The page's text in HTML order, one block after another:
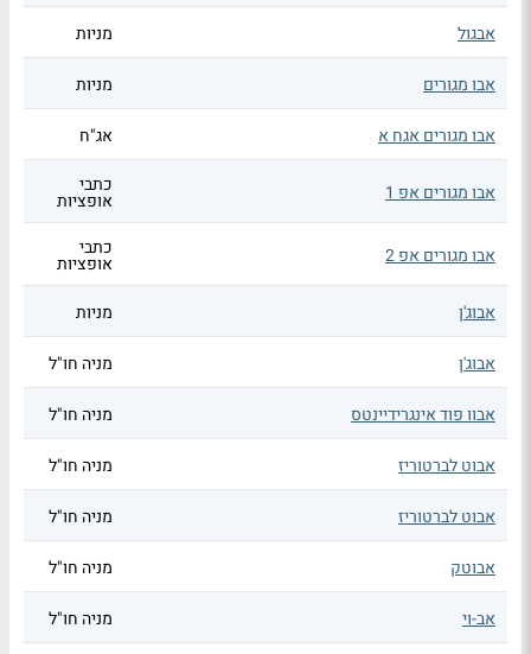
אבגול
מניות
אבו מגורים מניות
אבו מגורים אגח א אג"ח
אבו מגורים אפ 1 כתבי
אופציות
אבו מגורים אפ 2 כתבי
אופציות
אבוג'ן
מניות
אבוג'ן מניה חו"ל
אבוו פוד אינגרידיינטס מניה חו"ל
אבוט לברטוריז מניה חו"ל
אבוט לברטוריז מניה חו"ל
אבוטק מניה חו"ל
אב-וי מניה חו"ל